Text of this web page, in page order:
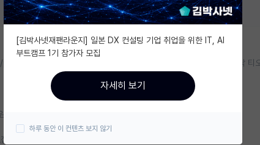
post-doc/학부 인턴연구원을 모집합니다. (2026년 상반기 현재 포스닥 티
랜터블 생체 전자소자에 대한 연구를 수행하고 있습니다.
하고 있습니다.
[김박사넷재팬라운지] 일본 DX 컨설팅 기업 취업을 위한 IT, AI
부트캠프 1기 참가자 모집
자세히 보기
하루 동안 이 컨텐츠 보지 않기